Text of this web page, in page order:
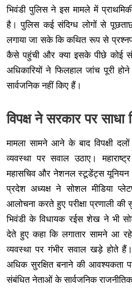
भिवंडी पुलिस ने इस मामले में
है। पुलिस कई संदिग्ध लोगों से
लगाया जा सके कि कथित रूप से
कैसे पहुंची और क्या इसके पीछे कोई
अधिकारियों ने फिलहाल जांच पूरी
सार्वजनिक नहीं किए हैं।
विपक्ष ने सरकार पर साधा
मामला सामने आने के बाद विपक्षी दलों
व्यवस्था पर सवाल उठाए।
महासचिव और नेशनल स्टूडेंट्स यूनियन
प्रदेश अध्यक्ष ने सोशल मीडिया
आलोचना करते हुए परीक्षा प्रणाली की
भिवंडी के विधायक रईस शेख ने भी
देते हुए कहा कि लगातार सामने आ
व्यवस्था पर गंभीर सवाल खड़े होते हैं।
अधिक सुरक्षित बनाने की आवश्यकता
संबंधित नेताओं के सार्वजनिक